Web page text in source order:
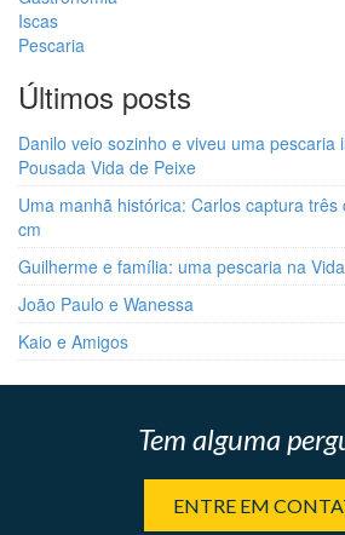
Iscas
Pescaria
Últimos posts
Danilo veio sozinho e viveu uma pescaria
Pousada Vida de Peixe
Uma manhã histórica: Carlos captura
cm
Guilherme e família: uma pescaria na
João Paulo e Wanessa
Kaio e Amigos
Tem alguma
ENTRE EM